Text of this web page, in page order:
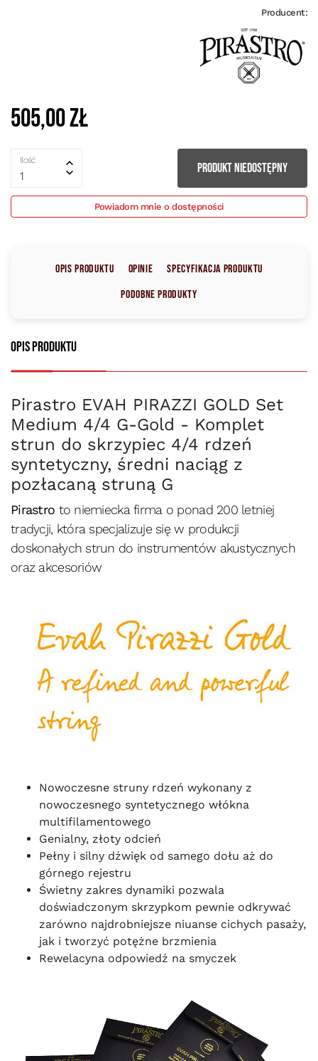
Producent:
505,00 zł
Ilość
1
PRODUKT NIEDOSTĘPNY
Powiadom mnie o dostępności
Opis produktu Opinie
Specyfikacja produktu
Podobne produkty
Opis produktu
Pirastro EVAH PIRAZZI GOLD Set
Medium 4/4 G-Gold - Komplet
strun do skrzypiec 4/4 rdzeń
syntetyczny, średni naciąg z
pozłacaną struną G
Pirastro to niemiecka firma o ponad 200 letniej
tradycji, która specjalizuje się w produkcji
doskonałych strun do instrumentów akustycznych
oraz akcesoriów
Nowoczesne struny rdzeń wykonany z
nowoczesnego syntetycznego włókna
multifilamentowego
Genialny, złoty odcień
Pełny i silny dźwięk od samego dołu aż do
górnego rejestru
Świetny zakres dynamiki pozwala
doświadczonym skrzypkom pewnie odkrywać
zarówno najdrobniejsze niuanse cichych pasaży,
jak i tworzyć potężne brzmienia
Rewelacyna odpowiedź na smyczek